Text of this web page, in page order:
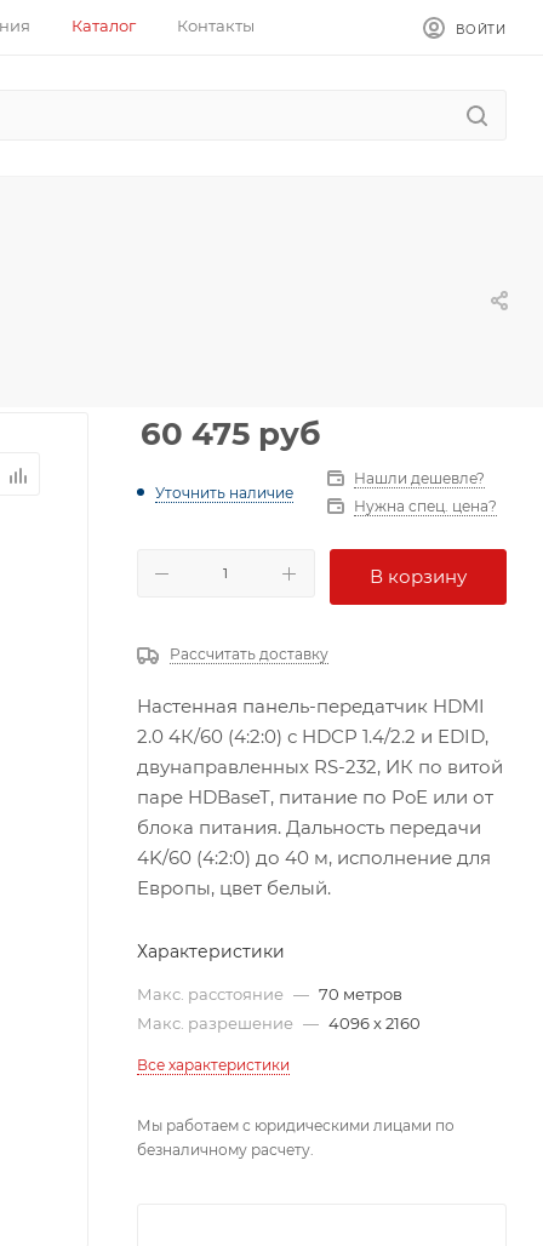
Каталог Контакты ВОЙТИ
60 475 руб
Уточнить наличие
Нашли дешевле?
Нужна спец. цена?
В корзину
Рассчитать доставку
Настенная панель-передатчик HDMI
2.0 4К/60 (4:2:0) с HDCP 1.4/2.2 и EDID,
двунаправленных RS-232, ИК по витой
паре HDBaseT, питание по PoE или от
блока питания. Дальность передачи
4K/60 (4:2:0) до 40 м, исполнение для
Европы, цвет белый.
Характеристики
Макс. расстояние — 70 метров
Макс. разрешение — 4096 x 2160
Все характеристики
Мы работаем с юридическими лицами по
безналичному расчету.